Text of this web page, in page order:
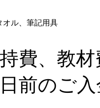
オル、筆記用具
費、教
前のご